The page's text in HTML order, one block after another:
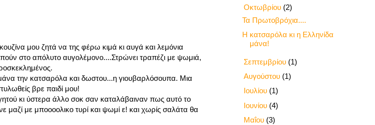
μου ζητά να της φέρω κιμά κι αυγά και λεμόνια
στο απόλυτο αυγολέμονο....Στρώνει τραπέζι με ψωμιά,
μάνα την κατσαρόλα και δωστου...η γιουβαρλόσουπα. Μια
βρε παιδί μου!
κι ύστερα άλλο σοκ σαν καταλάβαιναν πως αυτό το
μαζί με μποοοολικο τυρί και ψωμί ε! και χωρίς σαλάτα θα
Οκτωβρίου (2)
Τα Πρωτοβρόχια....
Η κατσαρόλα κι η Ελληνίδα
μάνα!
Σεπτεμβρίου (1)
Αυγούστου (1)
Ιουλίου (1)
Ιουνίου (4)
Μαΐου (3)